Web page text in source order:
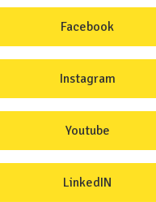
Facebook
Instagram
Youtube
LinkedIN